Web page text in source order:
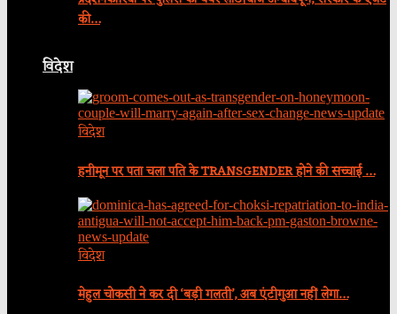
की…
विदेश
विदेश
हनीमून पर पता चला पति के TRANSGENDER होने की सच्चाई …
विदेश
मेहुल चोकसी ने कर दी ‘बड़ी गलती’, अब एंटीगुआ नहीं लेगा…